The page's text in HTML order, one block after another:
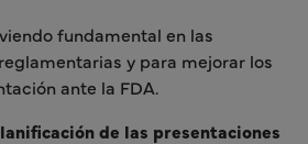
fundamental en las
y para mejorar los
ante la FDA.
de las presentaciones